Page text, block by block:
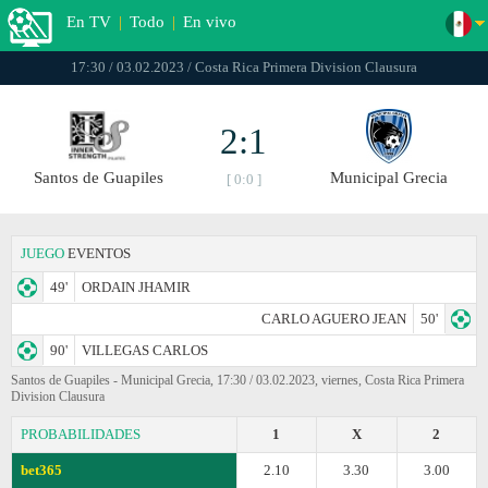
En TV | Todo | En vivo
17:30 / 03.02.2023 / Costa Rica Primera Division Clausura
Santos de Guapiles
2:1
[ 0:0 ] Municipal Grecia
JUEGO EVENTOS
49'
ORDAIN JHAMIR
CARLO AGUERO JEAN
50'
90'
VILLEGAS CARLOS
Santos de Guapiles - Municipal Grecia, 17:30 / 03.02.2023, viernes, Costa Rica Primera
Division Clausura
PROBABILIDADES 2
X
1
bet365 3.00
3.30
2.10